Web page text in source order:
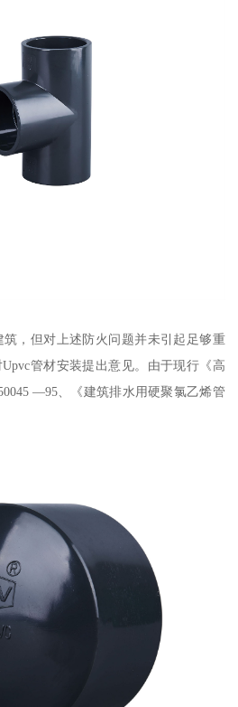
，但对上述防火问题并未引起足够重
管材安装提出意见。由于现行《高
—95、《建筑排水用硬聚氯乙烯管